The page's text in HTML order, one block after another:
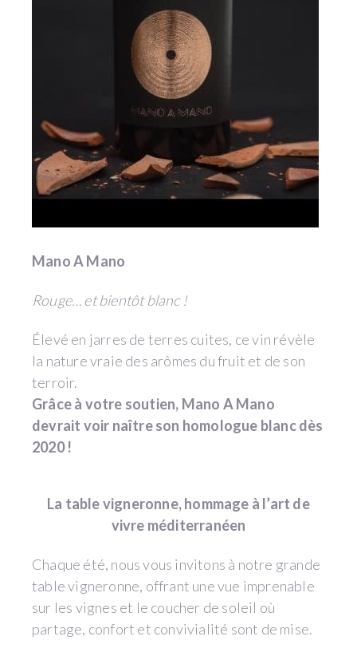
Mano A Mano
Rouge… et bientôt blanc !
Élevé en jarres de terres cuites, ce vin révèle
la nature vraie des arômes du fruit et de son
terroir.
Grâce à votre soutien, Mano A Mano
devrait voir naître son homologue blanc dès
2020 !
La table vigneronne, hommage à l’art de
vivre méditerranéen
Chaque été, nous vous invitons à notre grande
table vigneronne, offrant une vue imprenable
sur les vignes et le coucher de soleil où
partage, confort et convivialité sont de mise.